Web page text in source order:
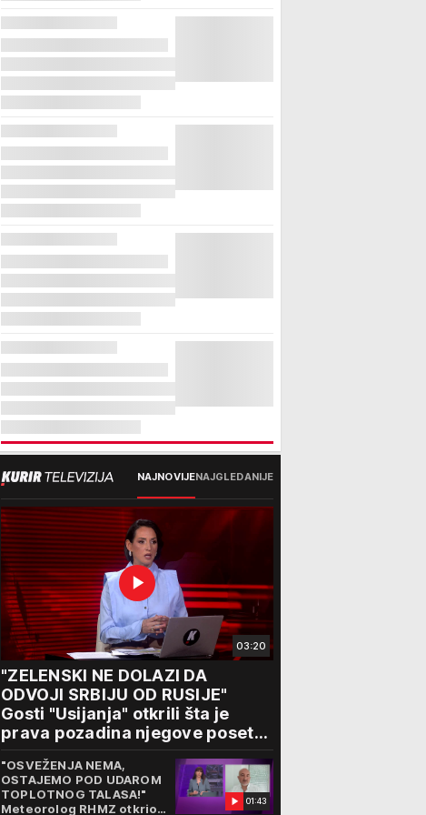
NAJNOVIJENAJGLEDANIJE
03:20
"ZELENSKI NE DOLAZI DA
ODVOJI SRBIJU OD RUSIJE"
Gosti "Usijanja" otkrili šta je
prava pozadina njegove posete
Beogradu
01:43
"OSVEŽENJA NEMA,
OSTAJEMO POD UDAROM
TOPLOTNOG TALASA!"
Meteorolog RHMZ otkrio